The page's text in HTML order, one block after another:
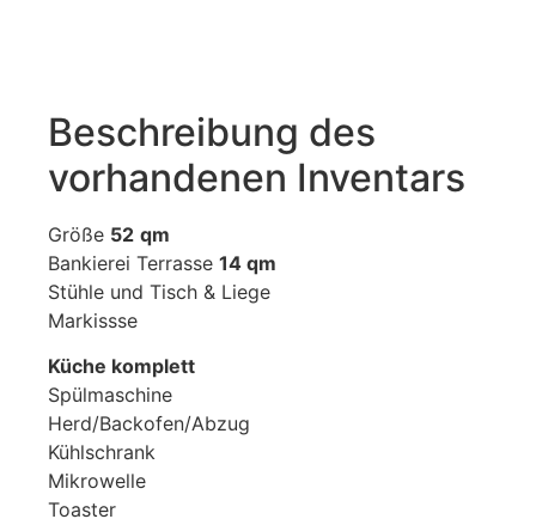
Beschreibung des
vorhandenen Inventars
Größe 52 qm
Bankierei Terrasse 14 qm
Stühle und Tisch & Liege
Markissse
Küche komplett
Spülmaschine
Herd/Backofen/Abzug
Kühlschrank
Mikrowelle
Toaster